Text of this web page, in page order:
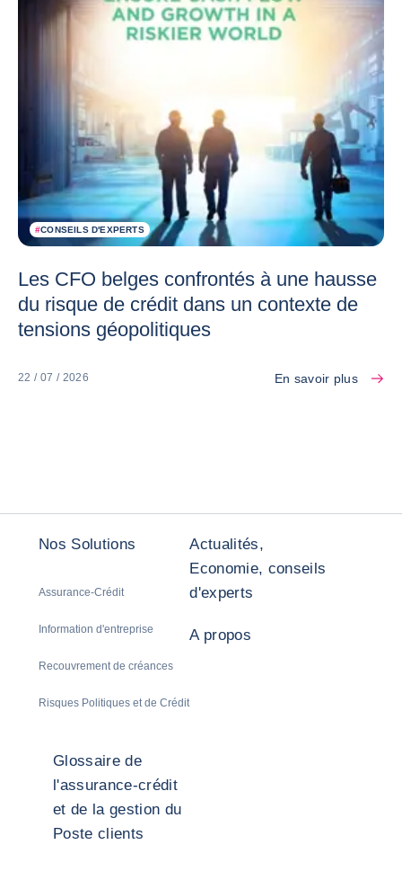
#CONSEILS D'EXPERTS
Les CFO belges confrontés à une hausse
du risque de crédit dans un contexte de
tensions géopolitiques
22 / 07 / 2026 En savoir plus
Nos Solutions
Assurance-Crédit
Information d'entreprise
Recouvrement de créances
Risques Politiques et de Crédit
Actualités,
Economie, conseils
d'experts
A propos
Glossaire de
l'assurance-crédit
et de la gestion du
Poste clients